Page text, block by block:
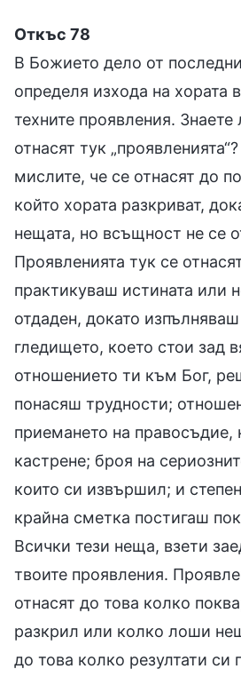
Откъс 78
В Божието дело от
определя изхода на хората
техните проявления.
отнасят тук
мислите, че се отнасят до
който хората разкриват,
нещата, но всъщност не се
Проявленията тук се
практикуваш истината или
отдаден, докато
гледището, което стои зад
отношението ти към Бог,
понасяш трудности;
приемането на правосъдие,
кастрене; броя на
които си извършил; и
крайна сметка постигаш
Всички тези неща, взети
твоите проявления.
отнасят до това колко
разкрил или колко лоши
до това колко резултати си